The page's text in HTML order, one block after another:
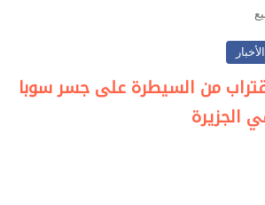
من السيطرة على جسر سوبا
الجزيرة